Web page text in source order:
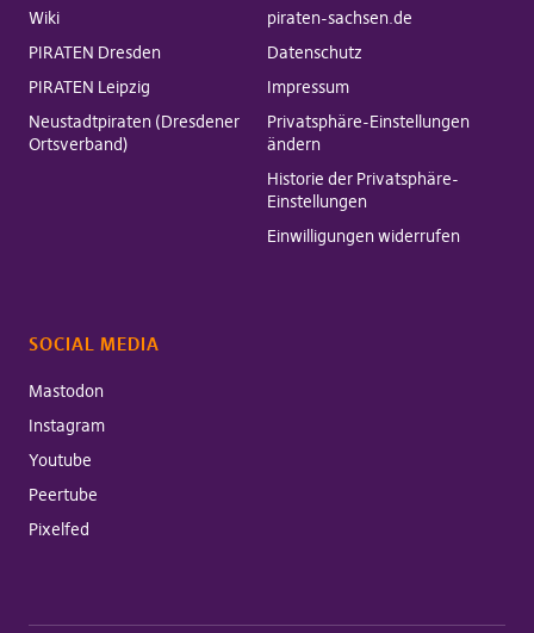
Wiki
PIRATEN Dresden
PIRATEN Leipzig
Neustadtpiraten (Dresdener
Ortsverband)
piraten-sachsen.de
Datenschutz
Impressum
Privatsphäre-Einstellungen
ändern
Historie der Privatsphäre-
Einstellungen
Einwilligungen widerrufen
SOCIAL MEDIA
Mastodon
Instagram
Youtube
Peertube
Pixelfed